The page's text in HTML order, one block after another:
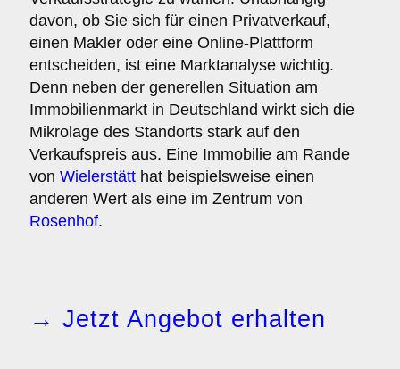
davon, ob Sie sich für einen Privatverkauf,
einen Makler oder eine Online-Plattform
entscheiden, ist eine Marktanalyse wichtig.
Denn neben der generellen Situation am
Immobilienmarkt in Deutschland wirkt sich die
Mikrolage des Standorts stark auf den
Verkaufspreis aus. Eine Immobilie am Rande
von Wielerstätt hat beispielsweise einen
anderen Wert als eine im Zentrum von
Rosenhof.
→ Jetzt Angebot erhalten